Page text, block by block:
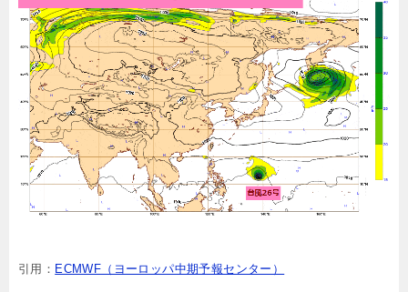
引用： ECMWF（ヨーロッパ中期予報センター）